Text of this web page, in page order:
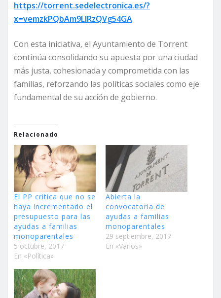
https://torrent.sedelectronica.es/?
x=vemzkPQbAm9LlRzQVg54GA
Con esta iniciativa, el Ayuntamiento de Torrent
continúa consolidando su apuesta por una ciudad
más justa, cohesionada y comprometida con las
familias, reforzando las políticas sociales como eje
fundamental de su acción de gobierno.
Relacionado
El PP critica que no se
haya incrementado el
presupuesto para las
ayudas a familias
monoparentales
5 octubre, 2017
En «Política»
Abierta la
convocatoria de
ayudas a familias
monoparentales
29 septiembre, 2017
En «Varios»